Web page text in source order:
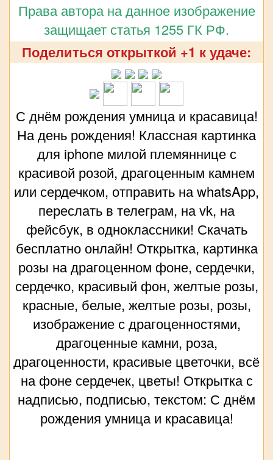
Права автора на данное изображение
защищает статья 1255 ГК РФ.
Поделиться открыткой +1 к удаче:
С днём рождения умница и красавица!
На день рождения! Классная картинка
для iphone милой племяннице с
красивой розой, драгоценным камнем
или сердечком, отправить на whatsApp,
переслать в телеграм, на vk, на
фейсбук, в одноклассники! Скачать
бесплатно онлайн! Открытка, картинка
розы на драгоценном фоне, сердечки,
сердечко, красивый фон, желтые розы,
красные, белые, желтые розы, розы,
изображение с драгоценностями,
драгоценные камни, роза,
драгоценности, красивые цветочки, всё
на фоне сердечек, цветы! Открытка с
надписью, подписью, текстом: С днём
рождения умница и красавица!